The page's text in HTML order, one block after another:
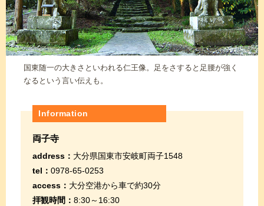
国東随一の大きさといわれる仁王像。足をさすると足腰が強く
なるという言い伝えも。
Information
両子寺
address： 大分県国東市安岐町両子1548
tel： 0978-65-0253
access： 大分空港から車で約30分
拝観時間： 8:30～16:30